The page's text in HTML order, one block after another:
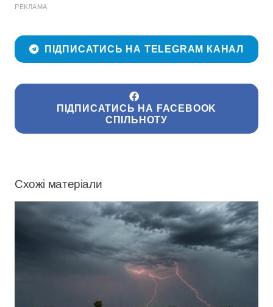
РЕКЛАМА
ПІДПИСАТИСЬ НА TELEGRAM КАНАЛ
ПІДПИСАТИСЬ НА FACEBOOK
СПІЛЬНОТУ
Схожі матеріали